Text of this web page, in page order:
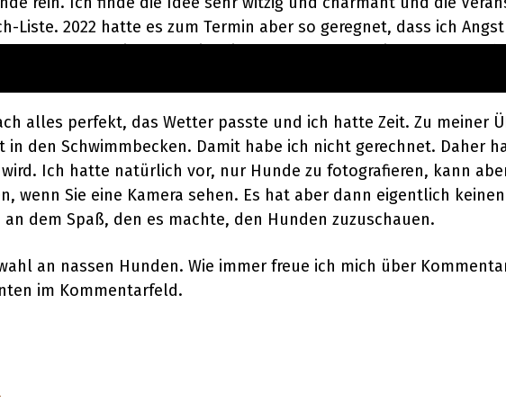
Liste. 2022 hatte es zum Termin aber so geregnet, dass ich
man ohnehin schon ziemlich aufpassen, um die Kamera
das Wasser aus dem Fell schüttelt.
alles perfekt, das Wetter passte und ich hatte Zeit. Zu meiner
in den Schwimmbecken. Damit habe ich nicht gerechnet. Daher
Ich hatte natürlich vor, nur Hunde zu fotografieren, kann
wenn Sie eine Kamera sehen. Es hat aber dann eigentlich
dem Spaß, den es machte, den Hunden zuzuschauen.
an nassen Hunden. Wie immer freue ich mich über
im Kommentarfeld.